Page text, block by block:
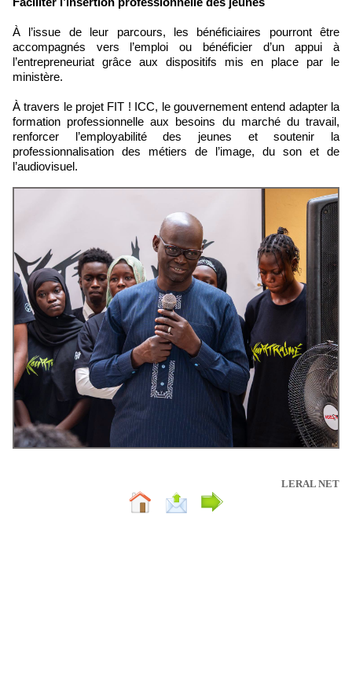
À l’issue de leur parcours, les bénéficiaires pourront être
accompagnés vers l’emploi ou bénéficier d’un appui à
l’entrepreneuriat grâce aux dispositifs mis en place par le
ministère.
À travers le projet FIT ! ICC, le gouvernement entend adapter la
formation professionnelle aux besoins du marché du travail,
renforcer l’employabilité des jeunes et soutenir la
professionnalisation des métiers de l’image, du son et de
l’audiovisuel.
LERAL NET